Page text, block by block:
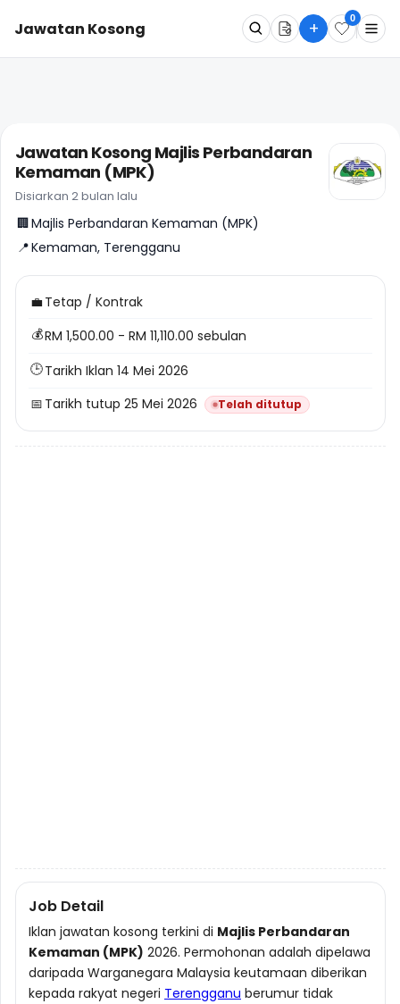
Jawatan Kosong + 0
Jawatan Kosong Majlis Perbandaran
Kemaman (MPK)
Disiarkan 2 bulan lalu
🏢Majlis Perbandaran Kemaman (MPK)
📍Kemaman, Terengganu
💼Tetap / Kontrak
💰RM 1,500.00 - RM 11,110.00 sebulan
🕒Tarikh Iklan 14 Mei 2026
📅 Tarikh tutup 25 Mei 2026 Telah ditutup
Job Detail
Iklan jawatan kosong terkini di Majlis Perbandaran
Kemaman (MPK) 2026. Permohonan adalah dipelawa
daripada Warganegara Malaysia keutamaan diberikan
kepada rakyat negeri Terengganu berumur tidak